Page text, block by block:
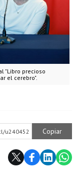
"Libro precioso
el cerebro".
u240452 Copiar